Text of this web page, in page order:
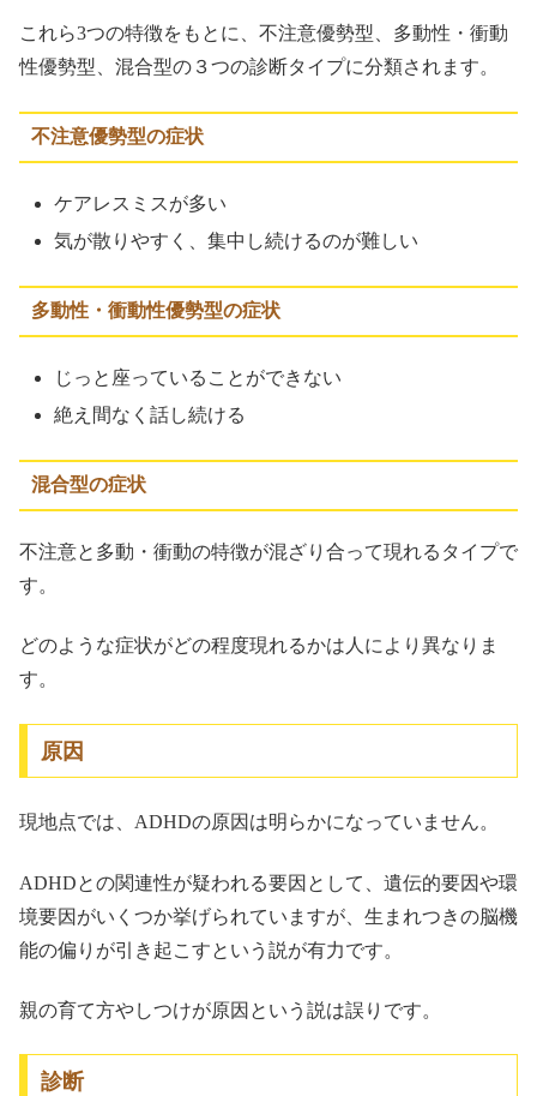
これら3つの特徴をもとに、不注意優勢型、多動性・衝動
性優勢型、混合型の３つの診断タイプに分類されます。
不注意優勢型の症状
ケアレスミスが多い
気が散りやすく、集中し続けるのが難しい
多動性・衝動性優勢型の症状
じっと座っていることができない
絶え間なく話し続ける
混合型の症状
不注意と多動・衝動の特徴が混ざり合って現れるタイプで
す。
どのような症状がどの程度現れるかは人により異なりま
す。
原因
現地点では、ADHDの原因は明らかになっていません。
ADHDとの関連性が疑われる要因として、遺伝的要因や環
境要因がいくつか挙げられていますが、生まれつきの脳機
能の偏りが引き起こすという説が有力です。
親の育て方やしつけが原因という説は誤りです。
診断